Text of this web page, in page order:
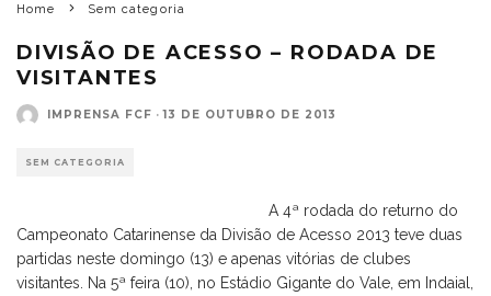
Home Sem categoria
DIVISÃO DE ACESSO – RODADA DE
VISITANTES
IMPRENSA FCF · 13 DE OUTUBRO DE 2013
SEM CATEGORIA
A 4ª rodada do returno do
Campeonato Catarinense da Divisão de Acesso 2013 teve duas
partidas neste domingo (13) e apenas vitórias de clubes
visitantes. Na 5ª feira (10), no Estádio Gigante do Vale, em Indaial,